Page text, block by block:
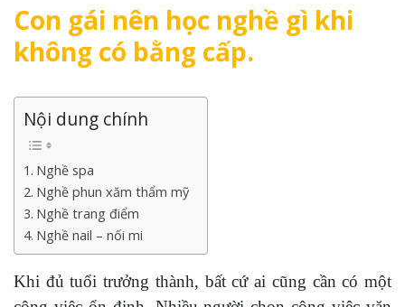
Con gái nên học nghề gì khi
không có bằng cấp.
Nội dung chính
Nghề spa
Nghề phun xăm thẩm mỹ
Nghề trang điểm
Nghề nail – nối mi
Khi đủ tuổi trưởng thành, bất cứ ai cũng cần có một